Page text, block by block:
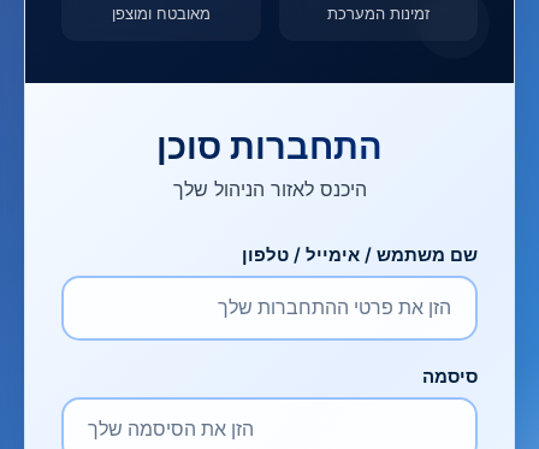
זמינות המערכת מאובטח ומוצפן
התחברות סוכן
היכנס לאזור הניהול שלך
שם משתמש / אימייל / טלפון
סיסמה